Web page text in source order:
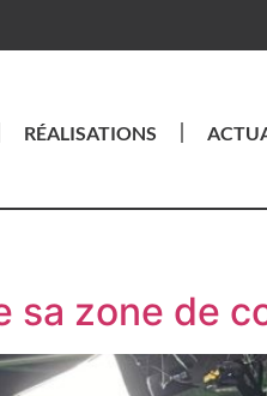
RÉALISATIONS
sa zone de